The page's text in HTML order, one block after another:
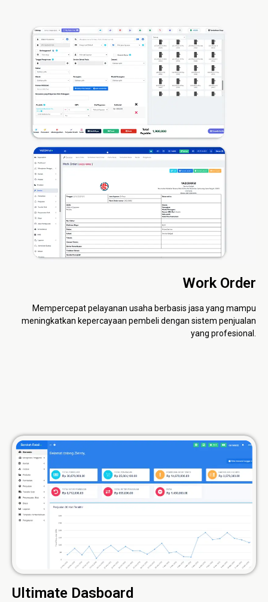
Work Order
Mempercepat pelayanan usaha berbasis jasa yang mampu
meningkatkan kepercayaan pembeli dengan sistem penjualan
yang profesional.
Ultimate Dasboard